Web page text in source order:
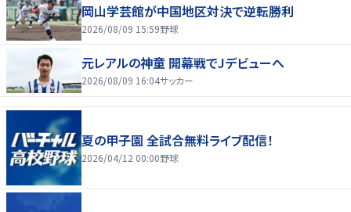
岡山学芸館が中国地区対決で逆転勝利
2026/08/09 15:59野球
元レアルの神童 開幕戦でJデビューへ
2026/08/09 16:04サッカー
夏の甲子園 全試合無料ライブ配信！
2026/04/12 00:00野球